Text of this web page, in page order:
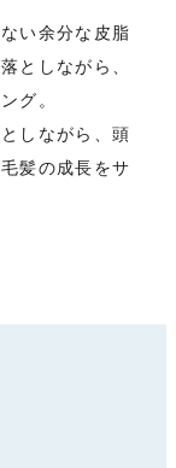
い余分な皮脂
としながら、
グ。
しながら、頭
髪の成長をサ